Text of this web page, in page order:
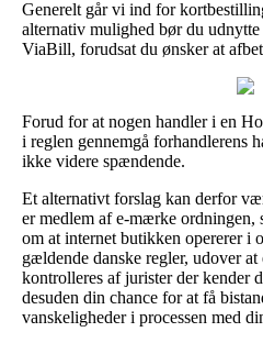
Generelt går vi ind for
alternativ mulighed bør du
ViaBill, forudsat du ønsker at
Forud for at nogen handler i en
i reglen gennemgå forhandlerens
ikke videre spændende.
Et alternativt forslag kan derfor
er medlem af e-mærke ordningen,
om at internet butikken opererer i
gældende danske regler, udover
kontrolleres af jurister der kender
desuden din chance for at få
vanskeligheder i processen med